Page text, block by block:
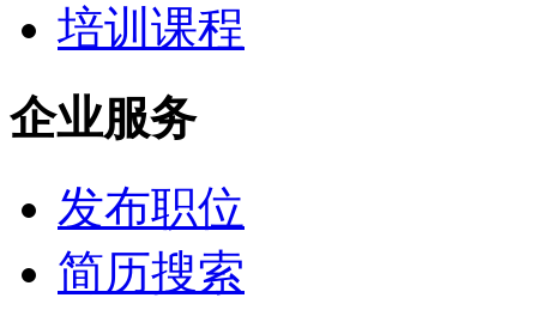
培训课程
企业服务
发布职位
简历搜索